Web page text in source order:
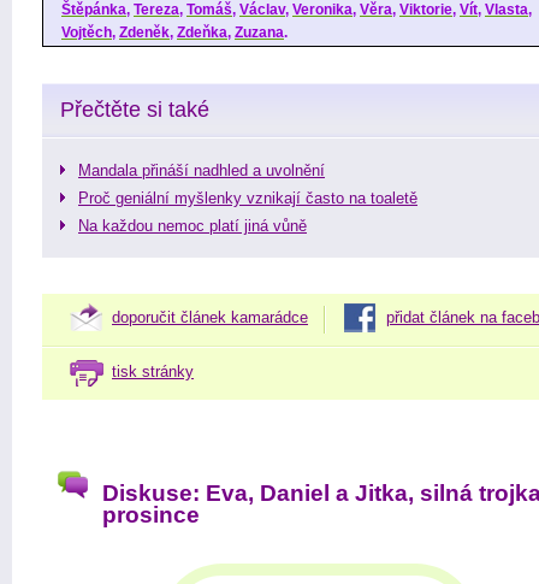
Štěpánka, Tereza, Tomáš, Václav, Veronika, Věra, Viktorie, Vít, Vlasta,
Vojtěch, Zdeněk, Zdeňka, Zuzana.
Přečtěte si také
Mandala přináší nadhled a uvolnění
Proč geniální myšlenky vznikají často na toaletě
Na každou nemoc platí jiná vůně
doporučit článek kamarádce přidat článek na
tisk stránky
Diskuse: Eva, Daniel a Jitka, silná
prosince